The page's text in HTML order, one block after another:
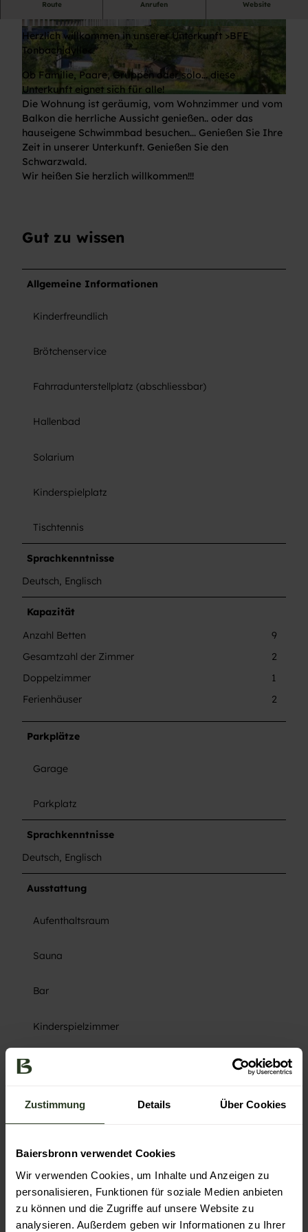
Zustimmung Details Über Cookies
Baiersbronn verwendet Cookies
Wir verwenden Cookies, um Inhalte und Anzeigen zu
personalisieren, Funktionen für soziale Medien anbieten
zu können und die Zugriffe auf unsere Website zu
analysieren. Außerdem geben wir Informationen zu Ihrer
© R. Ahlf
© M. Mergner © R. Ahlf
Route Anrufen Website
Herzlich willkommen in unserer Unterkunft >BFE
Tonbachidylle<
Ob Familie, Paare, Gruppen oder solo... diese
Unterkunft eignet sich für alle!
Die Wohnung ist geräumig, vom Wohnzimmer und vom
Balkon die herrliche Aussicht genießen.. oder das
hauseigene Schwimmbad besuchen... Genießen Sie Ihre
Zeit in unserer Unterkunft. Genießen Sie den
Schwarzwald.
Wir heißen Sie herzlich willkommen!!!
Gut zu wissen
Allgemeine Informationen
Kinderfreundlich
Brötchenservice
Fahrradunterstellplatz (abschliessbar)
Hallenbad
Solarium
Kinderspielplatz
Tischtennis
Sprachkenntnisse
Deutsch, Englisch
Kapazität
Anzahl Betten
9
Gesamtzahl der Zimmer
2
Doppelzimmer
1
Ferienhäuser
2
Parkplätze
Garage
Parkplatz
Sprachkenntnisse
Deutsch, Englisch
Ausstattung
Aufenthaltsraum
Sauna
Bar
Kinderspielzimmer
Kreditkarten, Barzahlung, EC-Karte, Überweisung
Weitere Infos